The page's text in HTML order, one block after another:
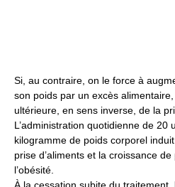
Si, au contraire, on le force à
son poids par un excès
ultérieure, en sens inverse, de la
L’administration quotidienne de 20
kilogramme de poids corporel
prise d’aliments et la croissance
l’obésité.